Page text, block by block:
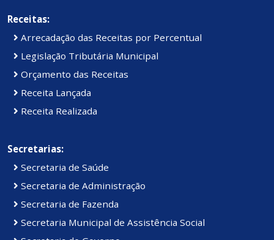
Receitas:
Arrecadação das Receitas por Percentual
Legislação Tributária Municipal
Orçamento das Receitas
Receita Lançada
Receita Realizada
Secretarias:
Secretaria de Saúde
Secretaria de Administração
Secretaria de Fazenda
Secretaria Municipal de Assistência Social